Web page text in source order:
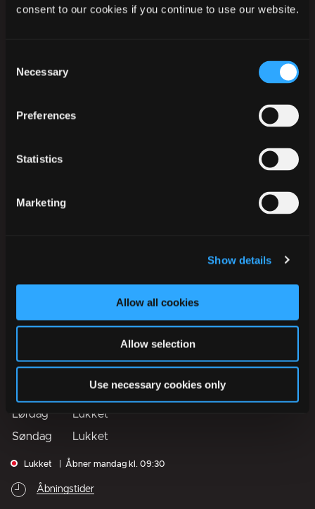
consent to our cookies if you continue to use our website.
Selection
Necessary
Preferences
Statistics
Marketing
Show details
Allow all cookies
Allow selection
Use necessary cookies only
Rådhusstrædet 6
Tlf.:+45 99 60 40 00
14:00
Tirsdag
09:30 –14:00
14:00
Torsdag
09:30 –17:00
09:30 –13:00
Lørdag
Lukket
Søndag
Lukket
Lukket Åbner mandag kl. 09:30
Åbningstider